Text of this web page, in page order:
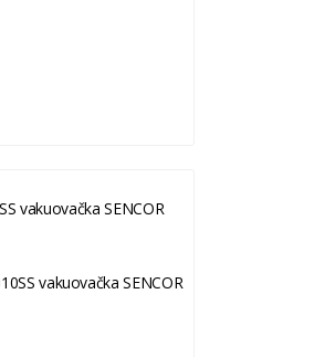
vakuovačka SENCOR